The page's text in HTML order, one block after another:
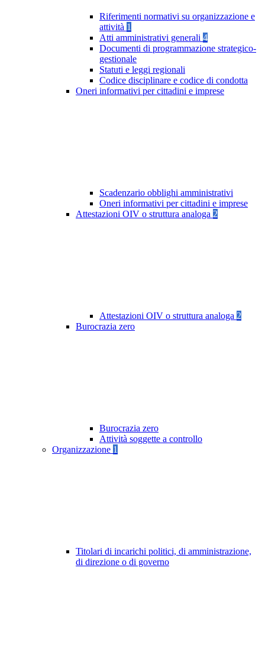
Riferimenti normativi su organizzazione e
attività 1
Atti amministrativi generali 4
Documenti di programmazione strategico-
gestionale
Statuti e leggi regionali
Codice disciplinare e codice di condotta
Oneri informativi per cittadini e imprese
Scadenzario obblighi amministrativi
Oneri informativi per cittadini e imprese
Attestazioni OIV o struttura analoga 2
Attestazioni OIV o struttura analoga 2
Burocrazia zero
Burocrazia zero
Attività soggette a controllo
Organizzazione 1
Titolari di incarichi politici, di amministrazione,
di direzione o di governo